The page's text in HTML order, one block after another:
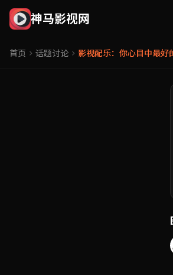
神马影视网
首页 话题讨论 影视配乐：你心目中最好